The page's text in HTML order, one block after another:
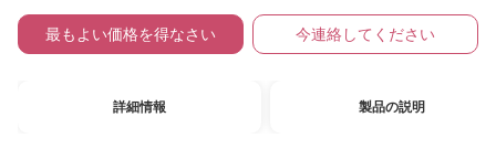
最もよい価格を得なさい 今連絡してください
詳細情報 製品の説明